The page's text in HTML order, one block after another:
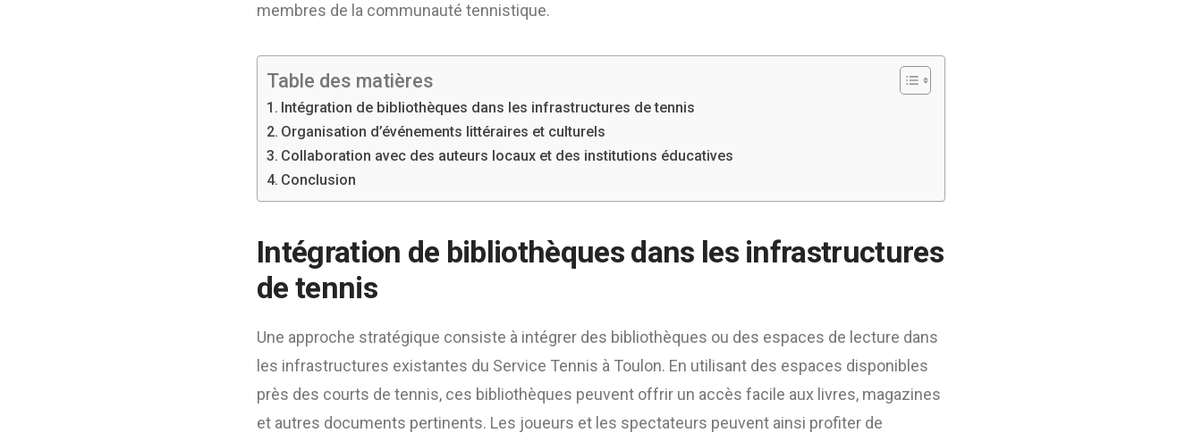
membres de la communauté tennistique.
Table des matières
Intégration de bibliothèques dans les infrastructures de tennis
Organisation d’événements littéraires et culturels
Collaboration avec des auteurs locaux et des institutions éducatives
Conclusion
Intégration de bibliothèques dans les infrastructures
de tennis
Une approche stratégique consiste à intégrer des bibliothèques ou des espaces de lecture dans
les infrastructures existantes du Service Tennis à Toulon. En utilisant des espaces disponibles
près des courts de tennis, ces bibliothèques peuvent offrir un accès facile aux livres, magazines
et autres documents pertinents. Les joueurs et les spectateurs peuvent ainsi profiter de